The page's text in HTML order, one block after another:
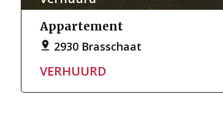
Appartement
2930 Brasschaat
VERHUURD